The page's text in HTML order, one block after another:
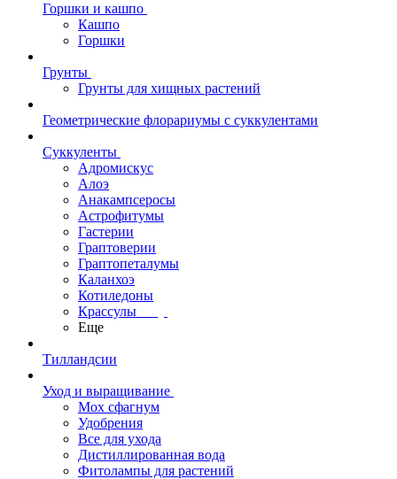
Горшки и кашпо
Кашпо
Горшки
Грунты
Грунты для хищных растений
Геометрические флорариумы с суккулентами
Суккуленты
Адромискус
Алоэ
Анакампсеросы
Астрофитумы
Гастерии
Граптоверии
Граптопеталумы
Каланхоэ
Котиледоны
Крассулы
Еще
Тилландсии
Уход и выращивание
Мох сфагнум
Удобрения
Все для ухода
Дистиллированная вода
Фитолампы для растений